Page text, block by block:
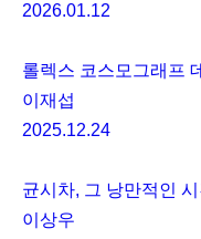
2026.01.12
롤렉스 코스모그래프
이재섭
2025.12.24
균시차, 그 낭만적인
이상우